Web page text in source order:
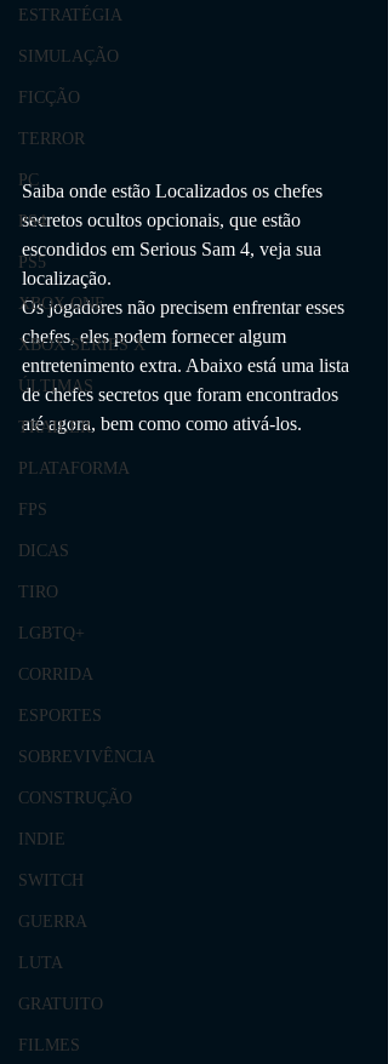
ESTRATÉGIA
SIMULAÇÃO
FICÇÃO
TERROR
PC
PS4
PS5
XBOX ONE
XBOX SERIES X
ÚLTIMAS
TRAILER
PLATAFORMA
FPS
DICAS
TIRO
LGBTQ+
CORRIDA
ESPORTES
SOBREVIVÊNCIA
CONSTRUÇÃO
INDIE
SWITCH
GUERRA
LUTA
GRATUITO
FILMES
Saiba onde estão Localizados os chefes
secretos ocultos opcionais, que estão
escondidos em Serious Sam 4, veja sua
localização.
Os jogadores não precisem enfrentar esses
chefes, eles podem fornecer algum
entretenimento extra. Abaixo está uma lista
de chefes secretos que foram encontrados
até agora, bem como como ativá-los.